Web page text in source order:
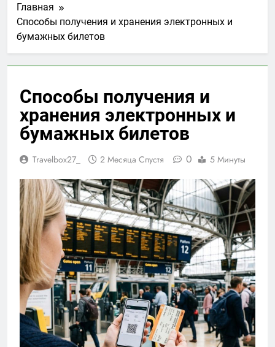
Главная
Способы получения и хранения электронных и
бумажных билетов
Способы получения и
хранения электронных и
бумажных билетов
Travelbox27_ 2 Месяца Спустя 0 5 Минуты